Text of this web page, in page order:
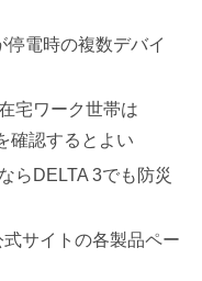
電時の複数デバイ
宅ワーク世帯は
確認するとよい
らDELTA 3でも防災
サイトの各製品ペー